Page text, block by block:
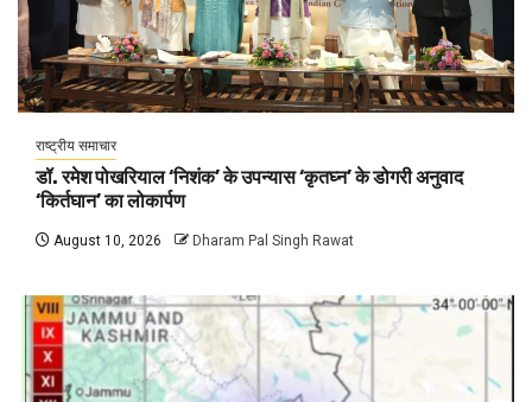
राष्ट्रीय समाचार
डॉ. रमेश पोखरियाल ‘निशंक’ के उपन्यास ‘कृतघ्न’ के डोगरी अनुवाद
‘किर्तघान’ का लोकार्पण
August 10, 2026 Dharam Pal Singh Rawat